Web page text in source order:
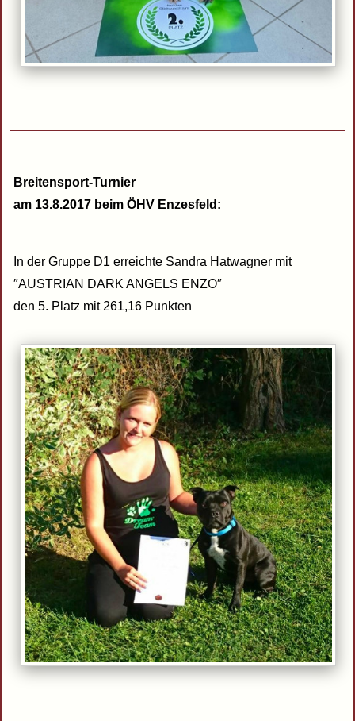
Breitensport-Turnier
am 13.8.2017 beim ÖHV Enzesfeld:
In der Gruppe D1 erreichte Sandra Hatwagner mit
″AUSTRIAN DARK ANGELS ENZO″
den 5. Platz mit 261,16 Punkten